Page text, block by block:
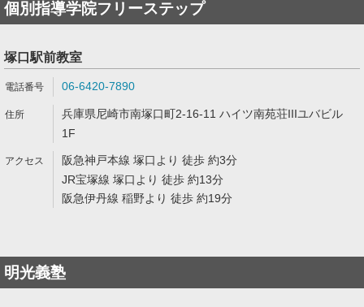
個別指導学院フリーステップ
塚口駅前教室
06-6420-7890
兵庫県尼崎市南塚口町2-16-11 ハイツ南苑荘IIIユバビル
1F
阪急神戸本線 塚口より 徒歩 約3分
JR宝塚線 塚口より 徒歩 約13分
阪急伊丹線 稲野より 徒歩 約19分
明光義塾